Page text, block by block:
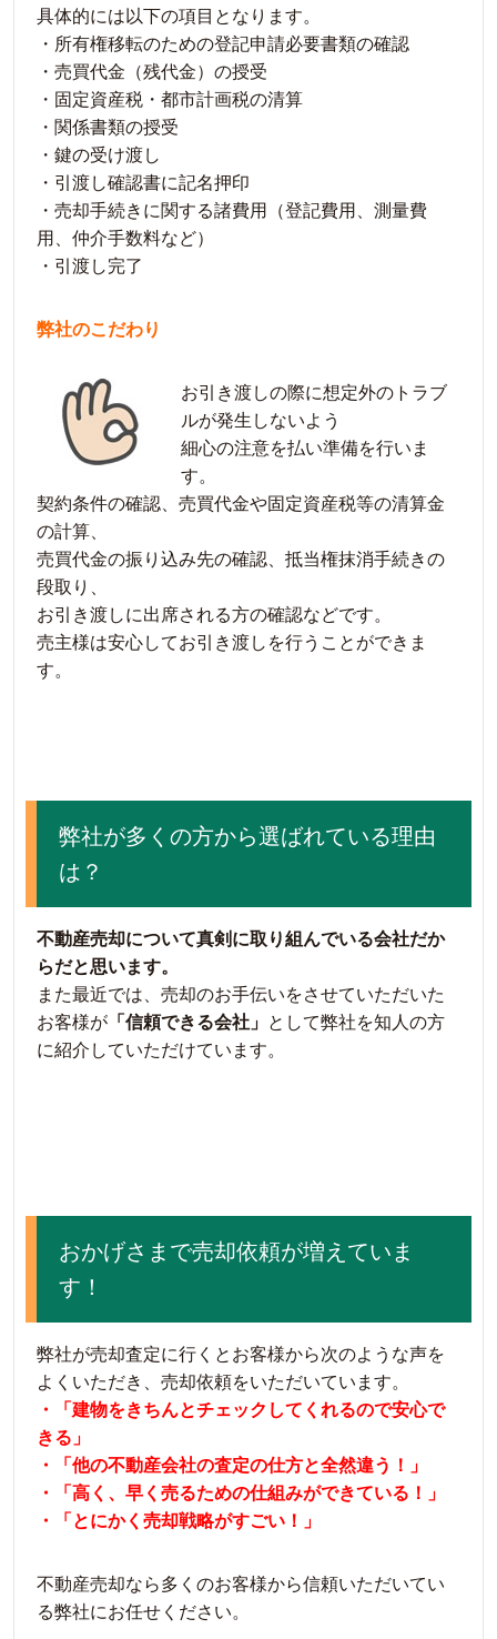
具体的には以下の項目となります。
・所有権移転のための登記申請必要書類の確認
・売買代金（残代金）の授受
・固定資産税・都市計画税の清算
・関係書類の授受
・鍵の受け渡し
・引渡し確認書に記名押印
・売却手続きに関する諸費用（登記費用、測量費
用、仲介手数料など）
・引渡し完了
弊社のこだわり
お引き渡しの際に想定外のトラブ
ルが発生しないよう
細心の注意を払い準備を行いま
す。
契約条件の確認、売買代金や固定資産税等の清算金
の計算、
売買代金の振り込み先の確認、抵当権抹消手続きの
段取り、
お引き渡しに出席される方の確認などです。
売主様は安心してお引き渡しを行うことができま
す。
弊社が多くの方から選ばれている理由
は？
不動産売却について真剣に取り組んでいる会社だか
らだと思います。
また最近では、売却のお手伝いをさせていただいた
お客様が 「信頼できる会社」 として弊社を知人の方
に紹介していただけています。
おかげさまで売却依頼が増えていま
す！
弊社が売却査定に行くとお客様から次のような声を
よくいただき、売却依頼をいただいています。
・「建物をきちんとチェックしてくれるので安心で
きる」
・「他の不動産会社の査定の仕方と全然違う！」
・「高く、早く売るための仕組みができている！」
・「とにかく売却戦略がすごい！」
不動産売却なら多くのお客様から信頼いただいてい
る弊社にお任せください。